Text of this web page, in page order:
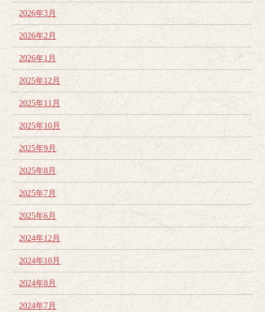
2026年3月
2026年2月
2026年1月
2025年12月
2025年11月
2025年10月
2025年9月
2025年8月
2025年7月
2025年6月
2024年12月
2024年10月
2024年8月
2024年7月